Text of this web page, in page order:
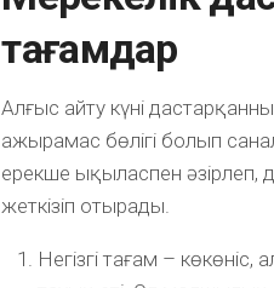
тағамдар
Алғыс айту күні
ажырамас бөлігі болып
ерекше ықыласпен әзірлеп,
жеткізіп отырады.
Негізгі тағам – көкөніс,